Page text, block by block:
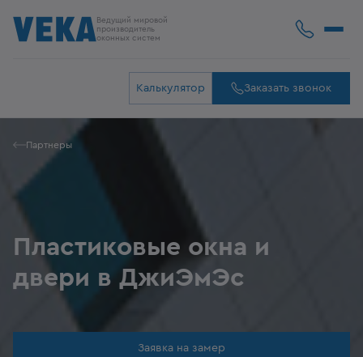
Ведущий мировой
производитель
оконных систем
Калькулятор Заказать звонок
Партнеры
Пластиковые окна и
двери в ДжиЭмЭс
Заявка на замер